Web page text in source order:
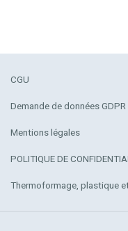
CGU
Demande de données GDPR
Mentions légales
POLITIQUE DE
Thermoformage, plastique